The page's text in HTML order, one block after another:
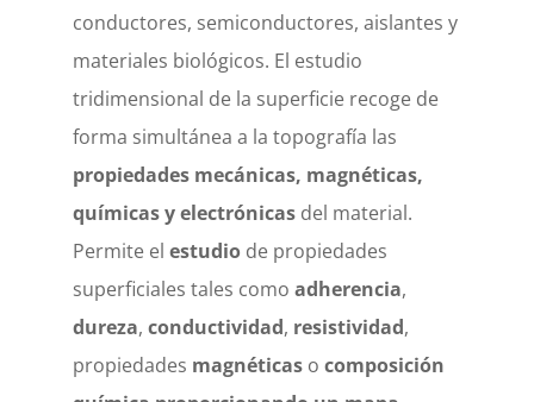
conductores, semiconductores, aislantes y
materiales biológicos. El estudio
tridimensional de la superficie recoge de
forma simultánea a la topografía las
propiedades mecánicas, magnéticas,
químicas y electrónicasdel material.
Permite el estudiode propiedades
superficiales tales como adherencia,
dureza, conductividad, resistividad,
propiedades magnéticaso composición